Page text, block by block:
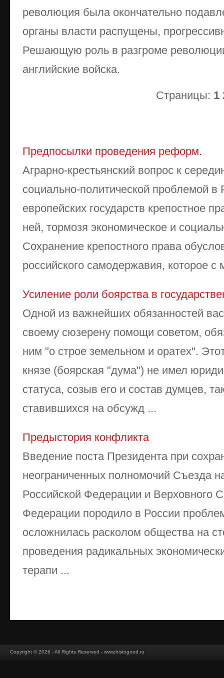
революция была окончательно
органы власти распущены,
Решающую роль в разгроме
английские войска.
Страницы: 1
Предпосылки проведения реформ.
Аграрно-крестьянский вопрос к
социально-политической проблемой в
европейских государств крепостное
ней, тормозя экономическое и
Сохранение крепостного права
российского самодержавия, которое с
Усиление роли боярства в
Одной из важнейших обязанностей
своему сюзерену помощи советом,
ним "о строе земельном и оратех".
князе (боярская "дума") не имел
статуса, созыв его и состав думцев,
ставившихся на обсужд ...
Предыстория конфликта
Введение поста Президента при
неограниченных полномочий Съезда
Российской Федерации и Верховного
Федерации породило в России
осложнилась расколом общества на
проведения радикальных
терапи ...
Copyright © 2026 - All Rights Reserved - www.histogood.ru